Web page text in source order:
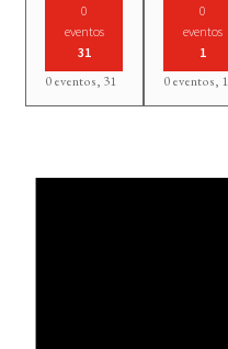
0
eventos
31
0 eventos, 31
0
eventos
1
0 eventos, 1